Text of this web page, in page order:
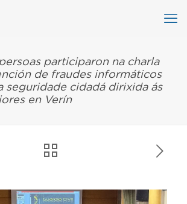
participaron na charla
de fraudes informáticos
seguridade cidadá dirixida ás
en Verín